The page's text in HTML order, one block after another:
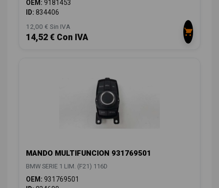
OEM: 9181453
ID: 834406
12,00 € Sin IVA
14,52 € Con IVA
MANDO MULTIFUNCION 931769501
BMW SERIE 1 LIM. (F21) 116D
OEM: 931769501